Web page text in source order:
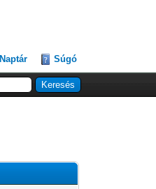
Naptár Súgó